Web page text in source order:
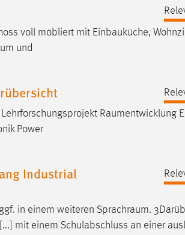
voll möbliert mit Einbauküche,
und
Lehrforschungsprojekt Raumentwicklung
Power
Industrial
in einem weiteren Sprachraum.
mit einem Schulabschluss an einer